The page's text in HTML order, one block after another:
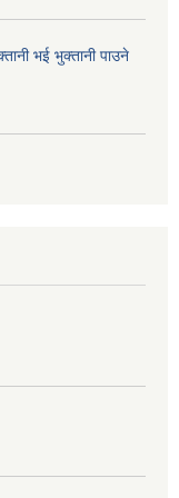
भई भुक्तानी पाउने